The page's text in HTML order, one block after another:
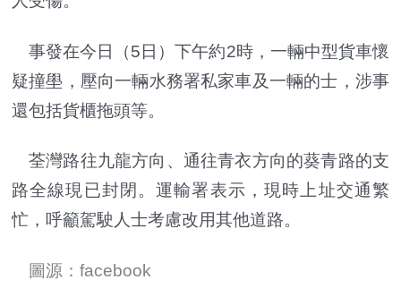
事發在今日（5日）下午約2時，一輛中型貨車懷
疑撞壆，壓向一輛水務署私家車及一輛的士，涉事
還包括貨櫃拖頭等。
荃灣路往九龍方向、通往青衣方向的葵青路的支
路全線現已封閉。運輸署表示，現時上址交通繁
忙，呼籲駕駛人士考慮改用其他道路。
圖源：facebook